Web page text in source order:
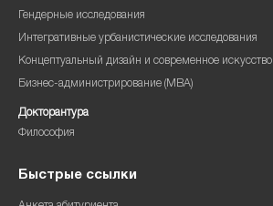
Гендерные исследования
Интегративные урбанистические исследования
Концептуальный дизайн и современное искусство
Бизнес-администрирование (MBA)
Докторантура
Философия
Быстрые ссылки